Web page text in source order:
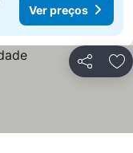
Ver preços
Partilhar